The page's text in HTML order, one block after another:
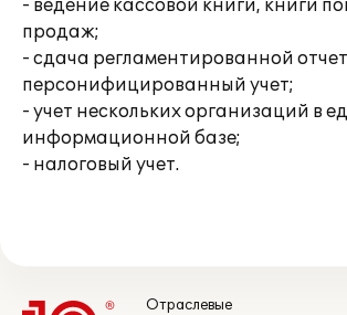
- ведение кассовой книги, книги
продаж;
- сдача регламентированной
персонифицированный учет;
- учет нескольких организаций в
информационной базе;
- налоговый учет.
Отраслевые